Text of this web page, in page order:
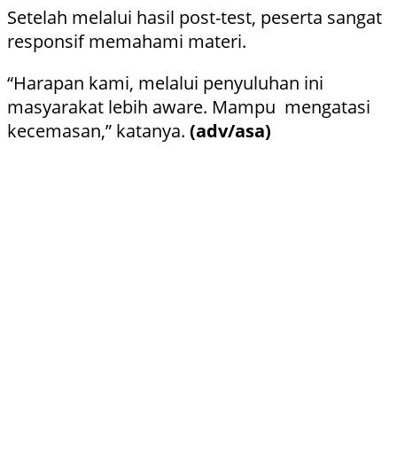
Setelah melalui hasil post-test, peserta sangat
responsif memahami materi.
“Harapan kami, melalui penyuluhan ini
masyarakat lebih aware. Mampu mengatasi
kecemasan,” katanya. (adv/asa)